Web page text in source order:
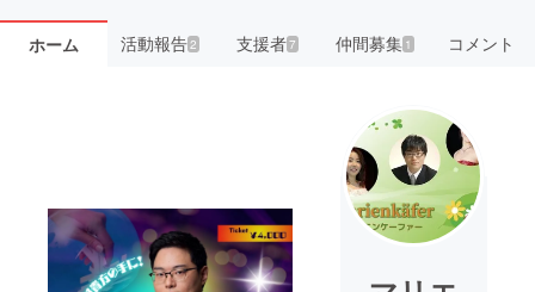
ホーム 活動報告2 支援者7 仲間募集 1 コメント